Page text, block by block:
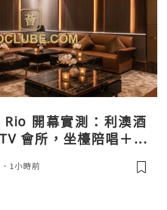
開幕實測：利澳酒
會所，坐檯陪唱＋水
1小時前